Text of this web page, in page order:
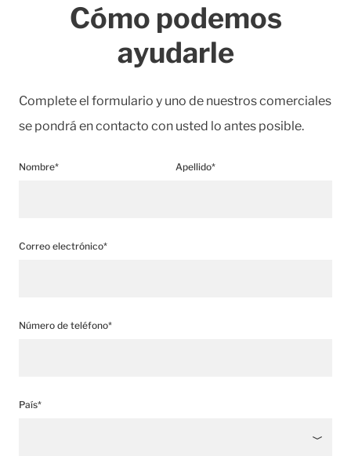
Cómo podemos
ayudarle
Complete el formulario y uno de nuestros comerciales
se pondrá en contacto con usted lo antes posible.
Nombre* Apellido*
Correo electrónico*
Número de teléfono*
País*